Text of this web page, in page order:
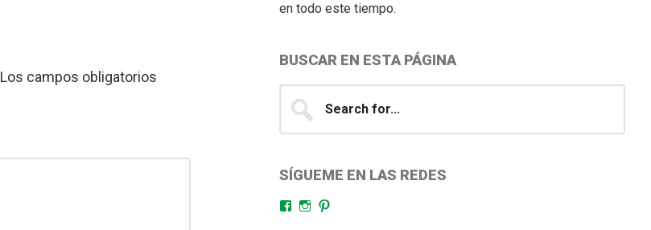
Los campos obligatorios
en todo este tiempo.
BUSCAR EN ESTA PÁGINA
for...
SÍGUEME EN LAS REDES
FacebookInstagram